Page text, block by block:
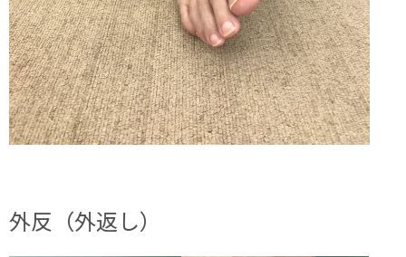
外反（外返し）